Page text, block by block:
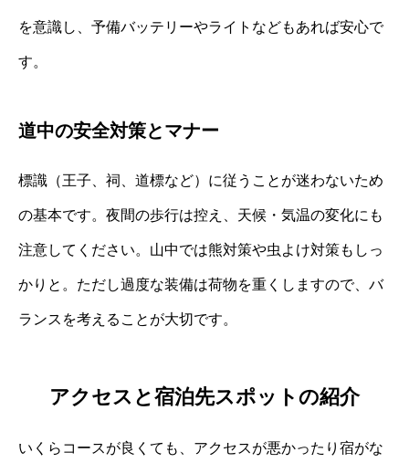
を意識し、予備バッテリーやライトなどもあれば安心で
す。
道中の安全対策とマナー
標識（王子、祠、道標など）に従うことが迷わないため
の基本です。夜間の歩行は控え、天候・気温の変化にも
注意してください。山中では熊対策や虫よけ対策もしっ
かりと。ただし過度な装備は荷物を重くしますので、バ
ランスを考えることが大切です。
アクセスと宿泊先スポットの紹介
いくらコースが良くても、アクセスが悪かったり宿がな